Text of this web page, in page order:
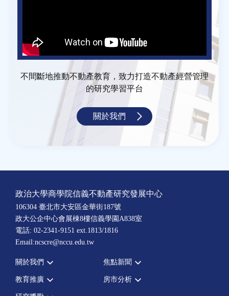
不間斷地推動不動產教育，致力打造不動產經營管理
的研究學習平台
關於我們
政治大學商學院信義不動產研究發展中心
106304 臺北市大安區金華街187號
政大公企中心會展棟8樓信義學園A838室
電話: 02-2341-9151 ext.1813/1816
Email:ncscre@nccu.edu.tw
關於我們
宗旨願景
設置辦法
焦點新聞
全部新聞
教育推廣 房市分析